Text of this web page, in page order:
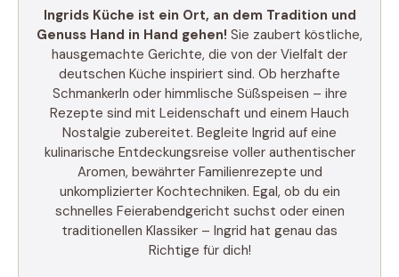
Ingrids Küche ist ein Ort, an dem Tradition und
Genuss Hand in Hand gehen! Sie zaubert köstliche,
hausgemachte Gerichte, die von der Vielfalt der
deutschen Küche inspiriert sind. Ob herzhafte
Schmankerln oder himmlische Süßspeisen – ihre
Rezepte sind mit Leidenschaft und einem Hauch
Nostalgie zubereitet. Begleite Ingrid auf eine
kulinarische Entdeckungsreise voller authentischer
Aromen, bewährter Familienrezepte und
unkomplizierter Kochtechniken. Egal, ob du ein
schnelles Feierabendgericht suchst oder einen
traditionellen Klassiker – Ingrid hat genau das
Richtige für dich!